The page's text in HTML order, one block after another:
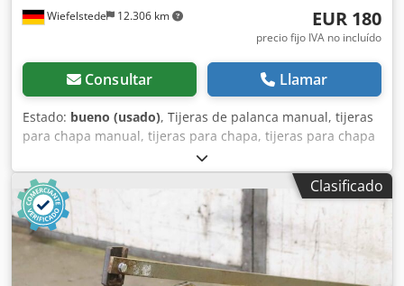
Wiefelstede 12.306 km EUR 180
precio fijo IVA no incluído
Consultar Llamar
Estado: bueno (usado), Tijeras de palanca manual, tijeras
para chapa manual, tijeras para chapa, tijeras para chapa
de gran formato -Hojas de las tijeras: 180 x 4 mm -
Dimensiones: 800/400/A900 mm -Peso: 60 kg Dksdpfsb A N
T Sex Akajr
Clasificado